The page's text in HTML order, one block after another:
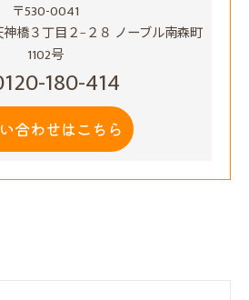
〒530-0041
橋３丁目２−２８ ノーブル南森町
1102号
180-414
合わせはこちら